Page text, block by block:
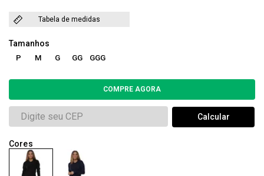
Tabela de medidas
P M G GG GGG